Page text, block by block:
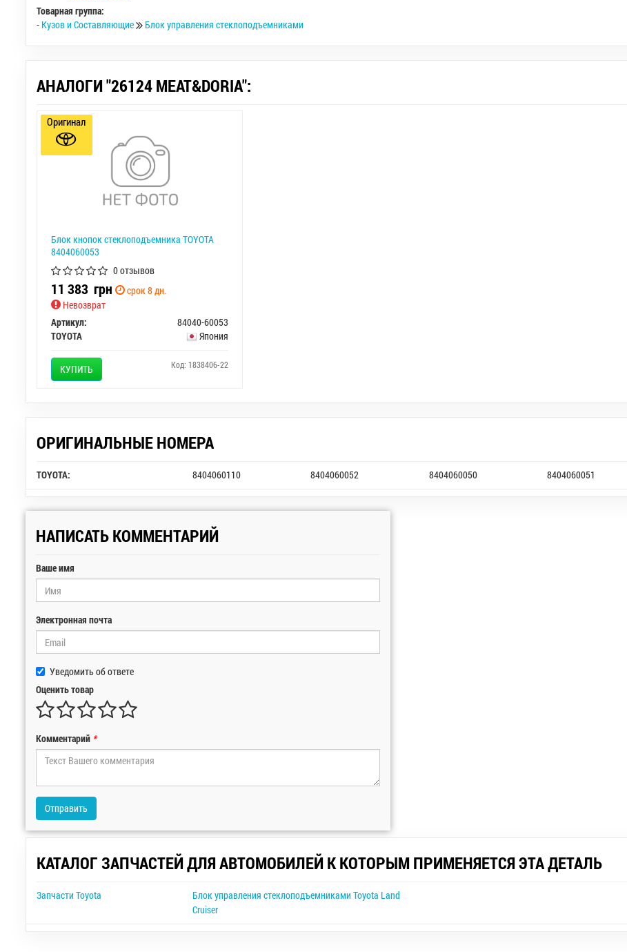
Товарная группа:
- Кузов и Составляющие Блок управления стеклоподъемниками
АНАЛОГИ "26124 MEAT&DORIA":
Блок кнопок стеклоподъемника TOYOTA
8404060053
0 отзывов
11 383 грн
срок 8 дн.
Невозврат
Артикул:
84040-60053
TOYOTA
Япония
КУПИТЬ Код: 1838406-22
Оригинал
ОРИГИНАЛЬНЫЕ НОМЕРА
TOYOTA: 8404060110 8404060052 8404060050 8404060051
НАПИСАТЬ КОММЕНТАРИЙ
Ваше имя
Электронная почта
Уведомить об ответе
Оценить товар
Комментарий *
Отправить
КАТАЛОГ ЗАПЧАСТЕЙ ДЛЯ АВТОМОБИЛЕЙ К КОТОРЫМ ПРИМЕНЯЕТСЯ ЭТА ДЕТАЛЬ
Запчасти Toyota
Блок управления стеклоподъемниками Toyota Land
Cruiser